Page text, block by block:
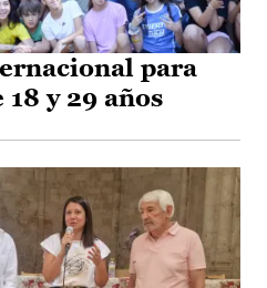
para
y 29 años